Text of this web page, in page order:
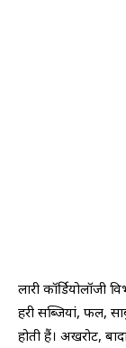
लारी कॉर्डियोलॉजी
हरी सब्जियां, फल,
होती हैं। अखरोट,